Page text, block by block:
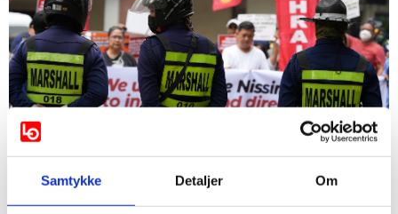
Samtykke Detaljer Om
I flere land blir arbeidere møtt av politi - og
sikkerhetsstyrker under fredelige protester. Foto: